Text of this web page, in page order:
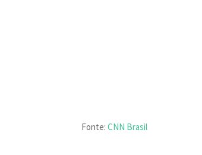
Fonte: CNN Brasil